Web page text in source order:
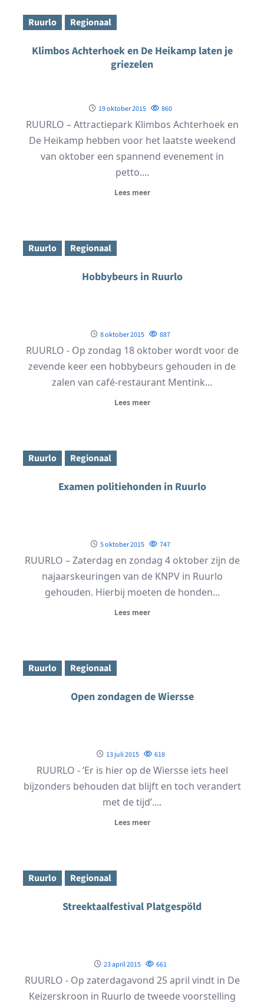
Ruurlo Regionaal
Klimbos Achterhoek en De Heikamp laten je
griezelen
19 oktober 2015 860
RUURLO – Attractiepark Klimbos Achterhoek en
De Heikamp hebben voor het laatste weekend
van oktober een spannend evenement in
petto....
Lees meer
Ruurlo Regionaal
Hobbybeurs in Ruurlo
8 oktober 2015 887
RUURLO - Op zondag 18 oktober wordt voor de
zevende keer een hobbybeurs gehouden in de
zalen van café-restaurant Mentink...
Lees meer
Ruurlo Regionaal
Examen politiehonden in Ruurlo
5 oktober 2015 747
RUURLO – Zaterdag en zondag 4 oktober zijn de
najaarskeuringen van de KNPV in Ruurlo
gehouden. Hierbij moeten de honden...
Lees meer
Ruurlo Regionaal
Open zondagen de Wiersse
13 juli 2015 618
RUURLO - ‘Er is hier op de Wiersse iets heel
bijzonders behouden dat blijft en toch verandert
met de tijd’....
Lees meer
Ruurlo Regionaal
Streektaalfestival Platgespöld
23 april 2015 661
RUURLO - Op zaterdagavond 25 april vindt in De
Keizerskroon in Ruurlo de tweede voorstelling